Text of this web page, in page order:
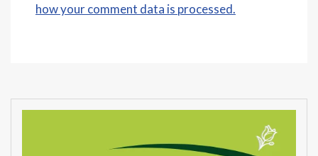
how your comment data is processed.